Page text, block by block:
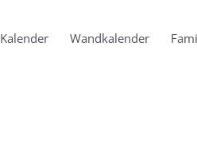
Kalender Wandkalender